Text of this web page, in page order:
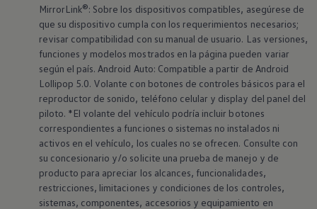
MirrorLink®: Sobre los dispositivos compatibles, asegúrese de
que su dispositivo cumpla con los requerimientos necesarios;
revisar compatibilidad con su manual de usuario. Las versiones,
funciones y modelos mostrados en la página pueden variar
según el país. Android Auto: Compatible a partir de Android
Lollipop 5.0. Volante con botones de controles básicos para el
reproductor de sonido, teléfono celular y display del panel del
piloto. *El volante del vehículo podría incluir botones
correspondientes a funciones o sistemas no instalados ni
activos en el vehículo, los cuales no se ofrecen. Consulte con
su concesionario y/o solicite una prueba de manejo y de
producto para apreciar los alcances, funcionalidades,
restricciones, limitaciones y condiciones de los controles,
sistemas, componentes, accesorios y equipamiento en